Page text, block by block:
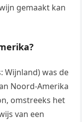
gemaakt kan
Wijnland) was de
Noord-Amerika
omstreeks het
van een